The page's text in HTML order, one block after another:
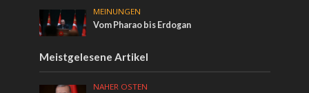
MEINUNGEN
Vom Pharao bis Erdogan
Meistgelesene Artikel
NAHER OSTEN